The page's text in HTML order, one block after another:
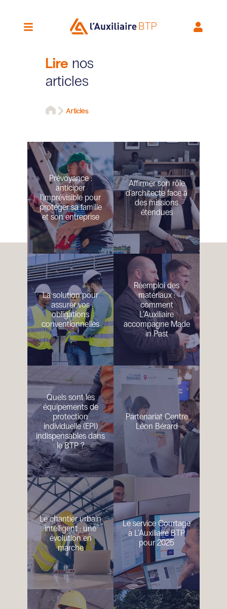
Lire nos
articles
Articles
Prévoyance :
anticiper
l’imprévisible pour
protéger sa famille
et son entreprise
Affirmer son rôle
d’architecte face à
des missions
étendues
La solution pour
assurer vos
obligations
conventionnelles
Réemploi des
matériaux :
comment
L’Auxiliaire
accompagne Made
in Past
Quels sont les
équipements de
protection
individuelle (EPI)
indispensables dans
le BTP ?
Partenariat Centre
Léon Bérard
Le chantier urbain
intelligent : une
évolution en
marche
Le service Courtage
à L’Auxiliaire BTP
pour 2025